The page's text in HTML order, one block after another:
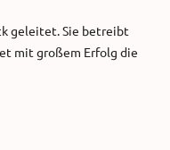
geleitet. Sie betreibt
mit großem Erfolg die